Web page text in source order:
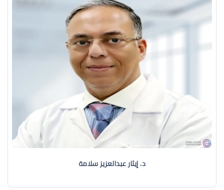
د. إيثار عبدالعزيز سلامة